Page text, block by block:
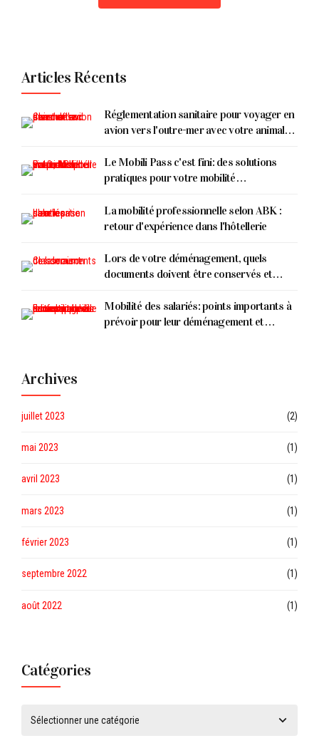
Articles Récents
Réglementation sanitaire pour voyager en
avion vers l'outre-mer avec votre animal
Le Mobili Pass c'est fini: des solutions
pratiques pour votre mobilité
La mobilité professionnelle selon ABK :
retour d'expérience dans l'hôtellerie
Lors de votre déménagement, quels
documents doivent être conservés et
Mobilité des salariés: points importants à
prévoir pour leur déménagement et
Archives
juillet 2023 (2)
mai 2023 (1)
avril 2023 (1)
mars 2023 (1)
février 2023 (1)
septembre 2022 (1)
août 2022 (1)
Catégories